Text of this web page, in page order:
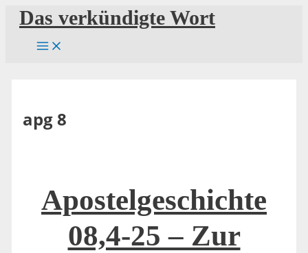
Zum
Inhalt
springen
Das verkündigte Wort
apg 8
Apostelgeschichte
08,4-25 – Zur